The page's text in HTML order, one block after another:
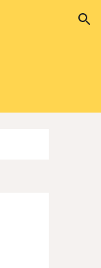
Skip to navigation